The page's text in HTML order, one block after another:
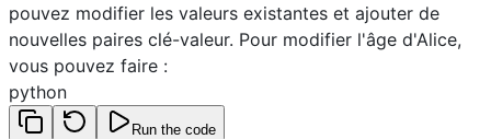
pouvez modifier les valeurs existantes et ajouter de
nouvelles paires clé-valeur. Pour modifier l'âge d'Alice,
vous pouvez faire :
python
Run the code